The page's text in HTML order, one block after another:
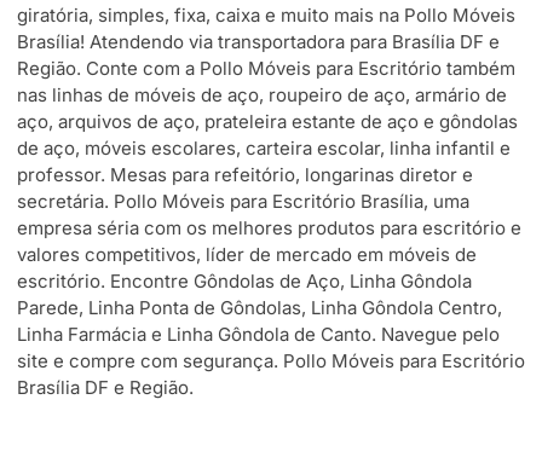
giratória, simples, fixa, caixa e muito mais na Pollo Móveis
Brasília! Atendendo via transportadora para Brasília DF e
Região. Conte com a Pollo Móveis para Escritório também
nas linhas de móveis de aço, roupeiro de aço, armário de
aço, arquivos de aço, prateleira estante de aço e gôndolas
de aço, móveis escolares, carteira escolar, linha infantil e
professor. Mesas para refeitório, longarinas diretor e
secretária. Pollo Móveis para Escritório Brasília, uma
empresa séria com os melhores produtos para escritório e
valores competitivos, líder de mercado em móveis de
escritório. Encontre Gôndolas de Aço, Linha Gôndola
Parede, Linha Ponta de Gôndolas, Linha Gôndola Centro,
Linha Farmácia e Linha Gôndola de Canto. Navegue pelo
site e compre com segurança. Pollo Móveis para Escritório
Brasília DF e Região.